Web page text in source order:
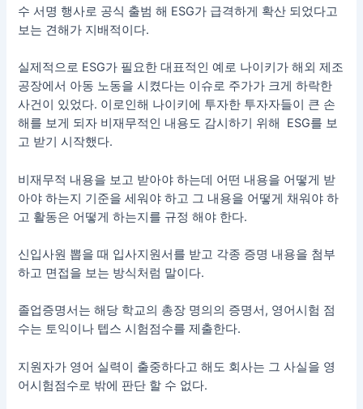
수 서명 행사로 공식 출범 해 ESG가 급격하게 확산 되었다고
보는 견해가 지배적이다.
실제적으로 ESG가 필요한 대표적인 예로 나이키가 해외 제조
공장에서 아동 노동을 시켰다는 이슈로 주가가 크게 하락한
사건이 있었다. 이로인해 나이키에 투자한 투자자들이 큰 손
해를 보게 되자 비재무적인 내용도 감시하기 위해 ESG를 보
고 받기 시작했다.
비재무적 내용을 보고 받아야 하는데 어떤 내용을 어떻게 받
아야 하는지 기준을 세워야 하고 그 내용을 어떻게 채워야 하
고 활동은 어떻게 하는지를 규정 해야 한다.
신입사원 뽑을 때 입사지원서를 받고 각종 증명 내용을 첨부
하고 면접을 보는 방식처럼 말이다.
졸업증명서는 해당 학교의 총장 명의의 증명서, 영어시험 점
수는 토익이나 텝스 시험점수를 제출한다.
지원자가 영어 실력이 출중하다고 해도 회사는 그 사실을 영
어시험점수로 밖에 판단 할 수 없다.